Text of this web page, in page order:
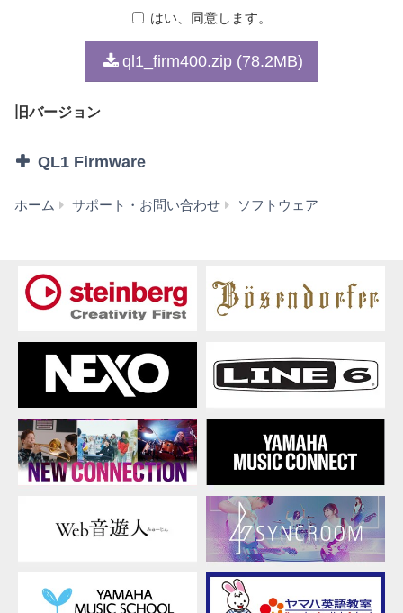
1. 著作権および使用許諾
弊社はお客様に対し、本契約に基づいて配布されるプロ
付きで配布され得るそれらのバージョンアップ（以下
理するコンピュータ、スマートフォン、楽器または機器
において使用するための譲渡不能な権利を許諾します。
本ソフトウェアの使用から得られるデータの所有権はお
2. 使用制限
お客様は、本ソフトウェアの利用にあたり、以下の行為
本ソフトウェアを逆コンパイル、逆アセンブル、
リバース・エンジニアリング、またはその他の方
法により、人間が感得できる形にすること(ただ
に許可されている場合を除く)。
本ソフトウェアの全体または一部を複製、修正、
改変、賃貸、リース、転売、頒布または本ソフト
ウェアの内容に基づいて二次的著作物をつくるこ
本ソフトウェアを、ネットワークを通して別のコ
ンピュータに伝送すること。
本ソフトウェアを利用して、違法なデータや公序
良俗に反するデータを配信すること。
弊社の許可無く本ソフトウェアの利用を前提とし
はい、同意します。
ql1_firm400.zip (78.2MB)
旧バージョン
QL1 Firmware
ホーム サポート・お問い合わせ ソフトウェア
ー
ン)